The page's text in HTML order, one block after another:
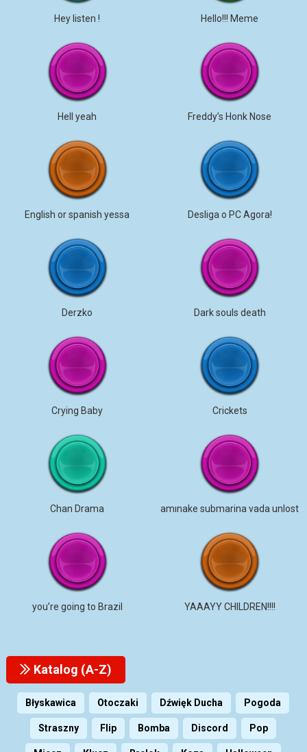
Hey listen ! Hello!!! Meme
Hell yeah Freddy’s Honk Nose
English or spanish yessa Desliga o PC Agora!
Derzko Dark souls death
Crying Baby Crickets
Chan Drama amınake submarina vada unlost
you’re going to Brazil YAAAYY CHILDREN!!!!
Katalog (A-Z)
Błyskawica Otoczaki Dźwięk Ducha Pogoda
Straszny Flip Bomba Discord Pop